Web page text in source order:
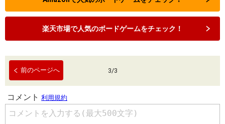
楽天市場で人気のボードゲームをチェック！
前のページへ 3/3